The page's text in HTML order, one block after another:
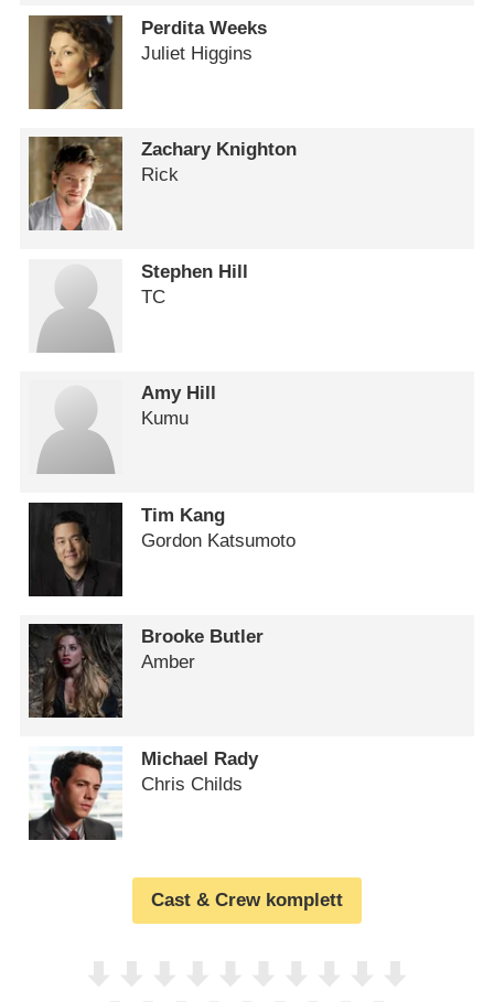
Perdita Weeks
Juliet Higgins
Zachary Knighton
Rick
Stephen Hill
TC
Amy Hill
Kumu
Tim Kang
Gordon Katsumoto
Brooke Butler
Amber
Michael Rady
Chris Childs
Cast & Crew komplett